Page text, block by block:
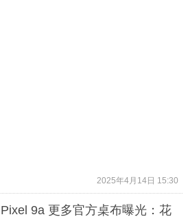
2025年4月14日 15:30
Pixel 9a 更多官方桌布曝光：花